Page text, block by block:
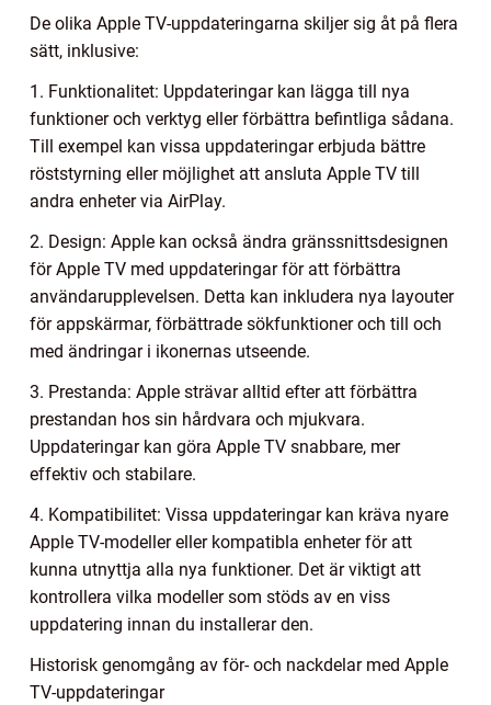
De olika Apple TV-uppdateringarna skiljer sig åt på flera
sätt, inklusive:
1. Funktionalitet: Uppdateringar kan lägga till nya
funktioner och verktyg eller förbättra befintliga sådana.
Till exempel kan vissa uppdateringar erbjuda bättre
röststyrning eller möjlighet att ansluta Apple TV till
andra enheter via AirPlay.
2. Design: Apple kan också ändra gränssnittsdesignen
för Apple TV med uppdateringar för att förbättra
användarupplevelsen. Detta kan inkludera nya layouter
för appskärmar, förbättrade sökfunktioner och till och
med ändringar i ikonernas utseende.
3. Prestanda: Apple strävar alltid efter att förbättra
prestandan hos sin hårdvara och mjukvara.
Uppdateringar kan göra Apple TV snabbare, mer
effektiv och stabilare.
4. Kompatibilitet: Vissa uppdateringar kan kräva nyare
Apple TV-modeller eller kompatibla enheter för att
kunna utnyttja alla nya funktioner. Det är viktigt att
kontrollera vilka modeller som stöds av en viss
uppdatering innan du installerar den.
Historisk genomgång av för- och nackdelar med Apple
TV-uppdateringar